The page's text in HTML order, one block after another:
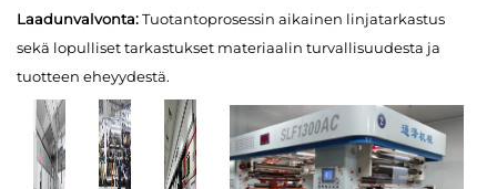
Laadunvalvonta:Tuotantoprosessin aikainen linjatarkastus
sekä lopulliset tarkastukset materiaalin turvallisuudesta ja
tuotteen eheyydestä.